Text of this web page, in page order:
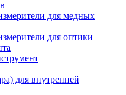
для медных
для оптики
для внутренней